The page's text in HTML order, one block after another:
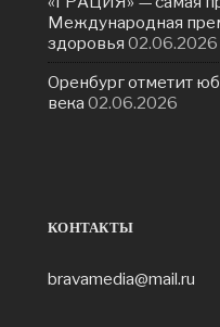
Международная
здоровья 02.06.2026
Оренбург отметит
века 02.06.2026
КОНТАКТЫ
bravamedia@mail.ru